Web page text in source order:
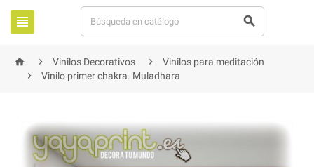
 
  Vinilos Decorativos 
Vinilos para meditación

Vinilo primer chakra. Muladhara